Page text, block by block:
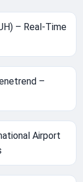
– Real-Time
–
Airport